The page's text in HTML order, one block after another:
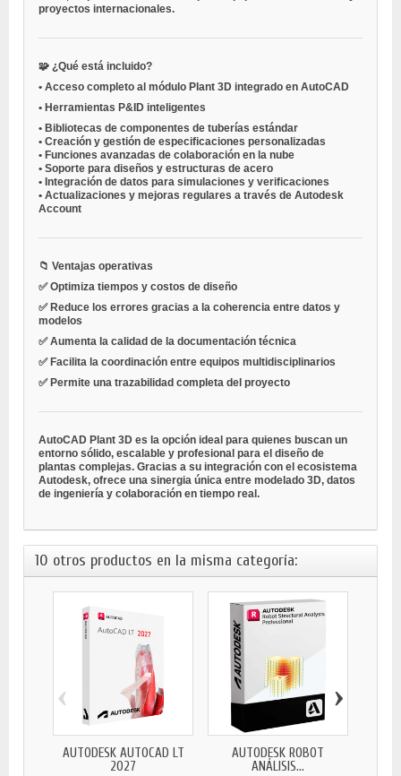
proyectos internacionales.
🧩 ¿Qué está incluido?
• Acceso completo al módulo Plant 3D integrado en AutoCAD
• Herramientas P&ID inteligentes
• Bibliotecas de componentes de tuberías estándar
• Creación y gestión de especificaciones personalizadas
• Funciones avanzadas de colaboración en la nube
• Soporte para diseños y estructuras de acero
• Integración de datos para simulaciones y verificaciones
• Actualizaciones y mejoras regulares a través de Autodesk
Account
📁 Ventajas operativas
✅ Optimiza tiempos y costos de diseño
✅ Reduce los errores gracias a la coherencia entre datos y
modelos
✅ Aumenta la calidad de la documentación técnica
✅ Facilita la coordinación entre equipos multidisciplinarios
✅ Permite una trazabilidad completa del proyecto
AutoCAD Plant 3D es la opción ideal para quienes buscan un
entorno sólido, escalable y profesional para el diseño de
plantas complejas. Gracias a su integración con el ecosistema
Autodesk, ofrece una sinergia única entre modelado 3D, datos
de ingeniería y colaboración en tiempo real.
10 otros productos en la misma categoría:
AUTODESK AUTOCAD LT
2027
AUTODESK ROBOT
ANÁLISIS...
‹ ›